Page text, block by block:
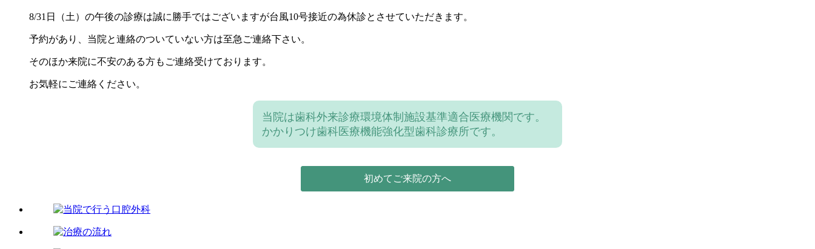
8/31日（土）の午後の診療は誠に勝手ではございますが台風10号接近の為休診とさせていただきます。
予約があり、当院と連絡のついていない方は至急ご連絡下さい。
そのほか来院に不安のある方もご連絡受けております。
お気軽にご連絡ください。
当院は歯科外来診療環境体制施設基準適合医療機関です。
かかりつけ歯科医療機能強化型歯科診療所です。
初めてご来院の方へ